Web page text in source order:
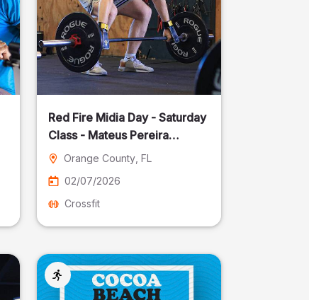
Red Fire Midia Day - Saturday
Class - Mateus Pereira
Fotografia
Orange County, FL
02/07/2026
Crossfit